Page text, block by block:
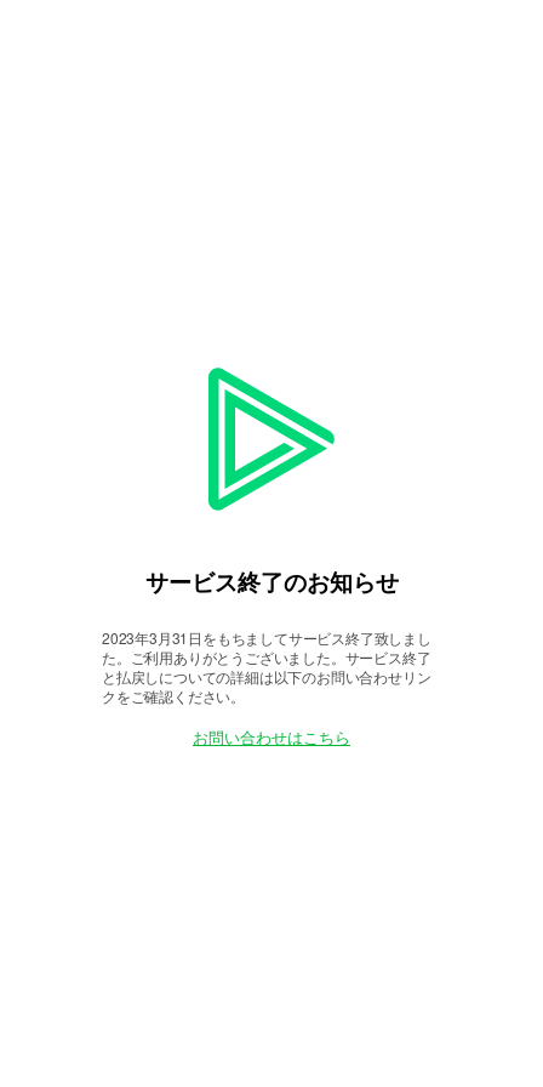
サービス終了のお知らせ
2023年3月31日をもちましてサービス終了致しまし
た。
ご利用ありがとうございました。サービス終了
と払戻しについての詳細は以下のお問い合わせリン
クをご確認ください。
お問い合わせはこちら